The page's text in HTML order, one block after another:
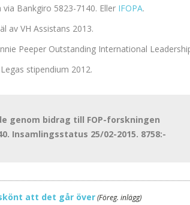
Bankgiro 5823-7140. Eller IFOPA.
av VH Assistans 2013.
Peeper Outstanding International
stipendium 2012.
genom bidrag till FOP-forskningen
Insamlingsstatus 25/02-2015. 8758:-
att det går över(Föreg. inlägg)